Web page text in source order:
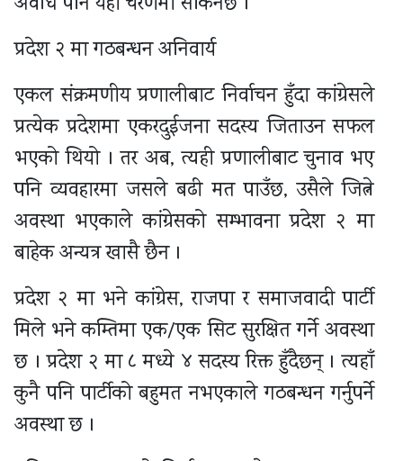
प्रदेश २ मा गठबन्धन अनिवार्य
एकल संक्रमणीय प्रणालीबाट निर्वाचन हुँदा कांग्रेसले
प्रत्येक प्रदेशमा एकरदुईजना सदस्य जिताउन सफल
भएको थियो । तर अब, त्यही प्रणालीबाट चुनाव भए
पनि व्यवहारमा जसले बढी मत पाउँछ, उसैले जित्ने
अवस्था भएकाले कांग्रेसको सम्भावना प्रदेश २ मा
बाहेक अन्यत्र खासै छैन ।
प्रदेश २ मा भने कांग्रेस, राजपा र समाजवादी पार्टी
मिले भने कम्तिमा एक/एक सिट सुरक्षित गर्ने अवस्था
छ । प्रदेश २ मा ८ मध्ये ४ सदस्य रिक्त हुँदैछन् । त्यहाँ
कुनै पनि पार्टीको बहुमत नभएकाले गठबन्धन गर्नुपर्ने
अवस्था छ ।